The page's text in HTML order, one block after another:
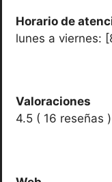
Horario de
lunes a viernes:
Valoraciones
4.5 ( 16 reseñas )